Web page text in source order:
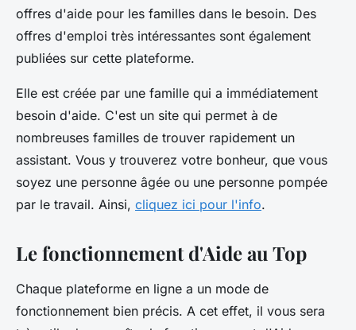
offres d'aide pour les familles dans le besoin. Des
offres d'emploi très intéressantes sont également
publiées sur cette plateforme.
Elle est créée par une famille qui a immédiatement
besoin d'aide. C'est un site qui permet à de
nombreuses familles de trouver rapidement un
assistant. Vous y trouverez votre bonheur, que vous
soyez une personne âgée ou une personne pompée
par le travail. Ainsi, cliquez ici pour l'info.
Le fonctionnement d'Aide au Top
Chaque plateforme en ligne a un mode de
fonctionnement bien précis. A cet effet, il vous sera